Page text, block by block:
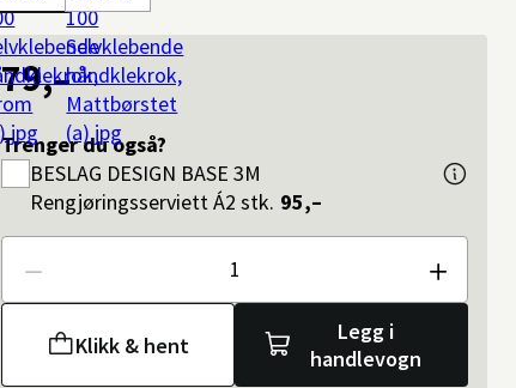
79,–
Trenger du også?
BESLAG DESIGN BASE 3M
Rengjøringsserviett Á2 stk. 95,–
Antall
Klikk & hent
Legg i
handlevogn